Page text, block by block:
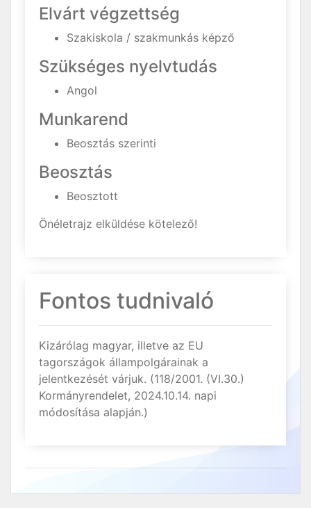
Elvárt végzettség
Szakiskola / szakmunkás képző
Szükséges nyelvtudás
Angol
Munkarend
Beosztás szerinti
Beosztás
Beosztott
Önéletrajz elküldése kötelező!
Fontos tudnivaló
Kizárólag magyar, illetve az EU
tagországok állampolgárainak a
jelentkezését várjuk. (118/2001. (VI.30.)
Kormányrendelet, 2024.10.14. napi
módosítása alapján.)